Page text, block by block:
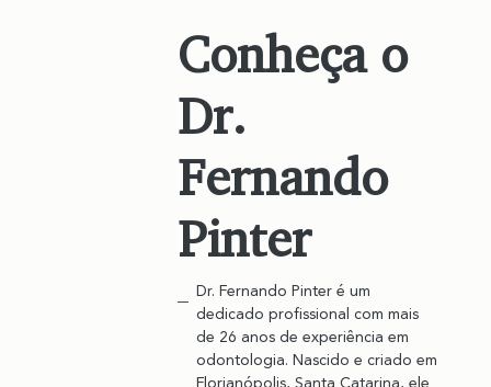
Conheça o
Dr.
Fernando
Pinter
Dr. Fernando Pinter é um
dedicado profissional com mais
de 26 anos de experiência em
odontologia. Nascido e criado em